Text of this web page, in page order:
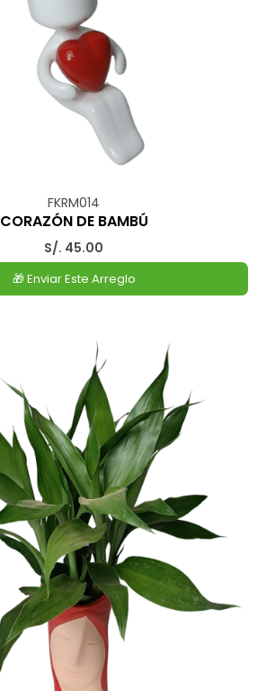
FKRM014
CORAZÓN DE BAMBÚ
S/. 45.00
🎁 Enviar Este Arreglo